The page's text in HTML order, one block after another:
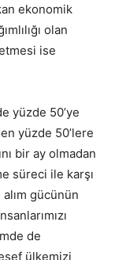
ekonomik
olan
ise
yüzde 50’ye
yüzde 50’lere
bir ay olmadan
süreci ile karşı
gücünün
de
ülkemizi